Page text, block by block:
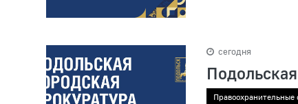
сегодня
Правоохранительные